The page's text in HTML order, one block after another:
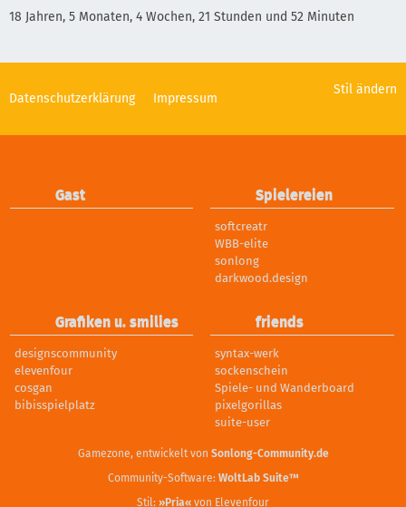
18 Jahren, 5 Monaten, 4 Wochen, 21 Stunden und 52 Minuten
Stil ändern
Datenschutzerklärung Impressum
Gast Spielereien
softcreatr
WBB-elite
sonlong
darkwood.design
Grafiken u. smilies
designscommunity
elevenfour
cosgan
bibisspielplatz
friends
syntax-werk
sockenschein
Spiele- und Wanderboard
pixelgorillas
suite-user
Gamezone, entwickelt von Sonlong-Community.de
Community-Software: WoltLab Suite™
Stil: »Pria« von Elevenfour